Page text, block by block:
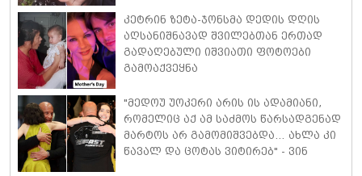
კეტრინ ზეტა-ჯონსმა დედის დღის
აღსანიშნავად შვილებთან ერთად
გადაღებული იშვიათი ფოტოები
გამოაქვეყნა
"მედოუ უოკერი არის ის ადამიანი,
რომელიც აქ ამ საძმოს წარსადგენად
მარტოს არ გამომიშვებდა… ახლა კი
წავალ და ცოტას ვიტირებ" - ვინ